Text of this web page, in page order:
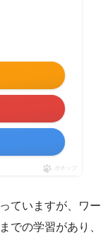
ポチップ
ていますが、ワー
での学習があり、